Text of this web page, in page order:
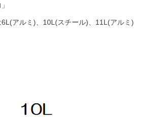
アルミ)、10L(スチール)、11L(アルミ)